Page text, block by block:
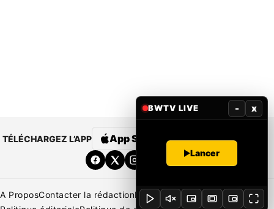
TÉLÉCHARGEZ L’APP App Store Google Play
A ProposContacter la rédactionRédaction
Mentions légales
BWTV LIVE - x
Lancer